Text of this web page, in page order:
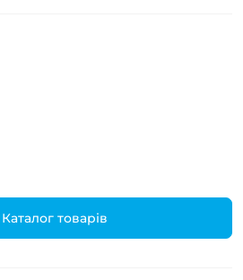
Каталог товарів